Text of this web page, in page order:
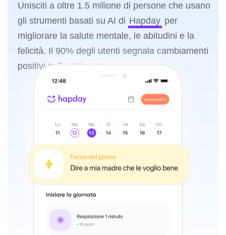
Unisciti a oltre 1.5 milione di persone che usano
gli strumenti basati su AI di Hapday per
migliorare la salute mentale, le abitudini e la
felicità. Il 90% degli utenti segnala cambiamenti
positivi in 2 settimane.